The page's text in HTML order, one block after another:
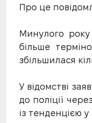
Про це
Минулого
більше
збільшилася
У відомстві
до поліції
із тенденцією